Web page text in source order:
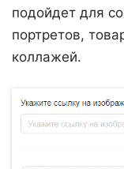
подойдет для
портретов,
коллажей.